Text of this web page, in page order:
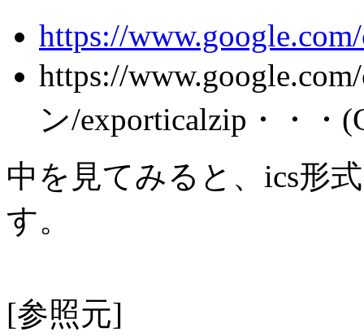
https://
https://
ン/exporticalzip・・・
中を見てみると、ics形
す。
[参照元]